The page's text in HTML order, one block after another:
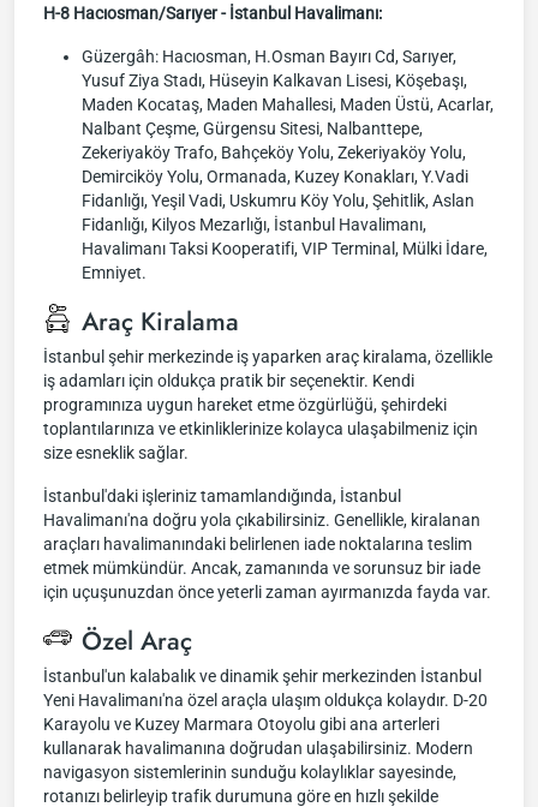
H-8 Hacıosman/Sarıyer - İstanbul Havalimanı:
Güzergâh: Hacıosman, H.Osman Bayırı Cd, Sarıyer,
Yusuf Ziya Stadı, Hüseyin Kalkavan Lisesi, Köşebaşı,
Maden Kocataş, Maden Mahallesi, Maden Üstü, Acarlar,
Nalbant Çeşme, Gürgensu Sitesi, Nalbanttepe,
Zekeriyaköy Trafo, Bahçeköy Yolu, Zekeriyaköy Yolu,
Demirciköy Yolu, Ormanada, Kuzey Konakları, Y.Vadi
Fidanlığı, Yeşil Vadi, Uskumru Köy Yolu, Şehitlik, Aslan
Fidanlığı, Kilyos Mezarlığı, İstanbul Havalimanı,
Havalimanı Taksi Kooperatifi, VIP Terminal, Mülki İdare,
Emniyet.
Araç Kiralama
İstanbul şehir merkezinde iş yaparken araç kiralama, özellikle
iş adamları için oldukça pratik bir seçenektir. Kendi
programınıza uygun hareket etme özgürlüğü, şehirdeki
toplantılarınıza ve etkinliklerinize kolayca ulaşabilmeniz için
size esneklik sağlar.
İstanbul'daki işleriniz tamamlandığında, İstanbul
Havalimanı'na doğru yola çıkabilirsiniz. Genellikle, kiralanan
araçları havalimanındaki belirlenen iade noktalarına teslim
etmek mümkündür. Ancak, zamanında ve sorunsuz bir iade
için uçuşunuzdan önce yeterli zaman ayırmanızda fayda var.
Özel Araç
İstanbul'un kalabalık ve dinamik şehir merkezinden İstanbul
Yeni Havalimanı'na özel araçla ulaşım oldukça kolaydır. D-20
Karayolu ve Kuzey Marmara Otoyolu gibi ana arterleri
kullanarak havalimanına doğrudan ulaşabilirsiniz. Modern
navigasyon sistemlerinin sunduğu kolaylıklar sayesinde,
rotanızı belirleyip trafik durumuna göre en hızlı şekilde